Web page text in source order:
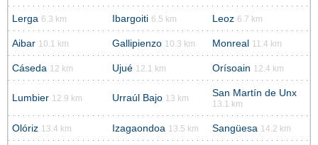
Lerga 6.3 km Ibargoiti 6.5 km Leoz 6.7 km
Aibar 10.1 km Gallipienzo 10.3 km Monreal 11.4 km
Cáseda 12 km Ujué 12.1 km Orísoain 12.4 km
Lumbier 12.9 km Urraúl Bajo 13 km San Martín de Unx
13.1 km
Olóriz 13.4 km Izagaondoa 13.5 km Sangüesa 14.2 km